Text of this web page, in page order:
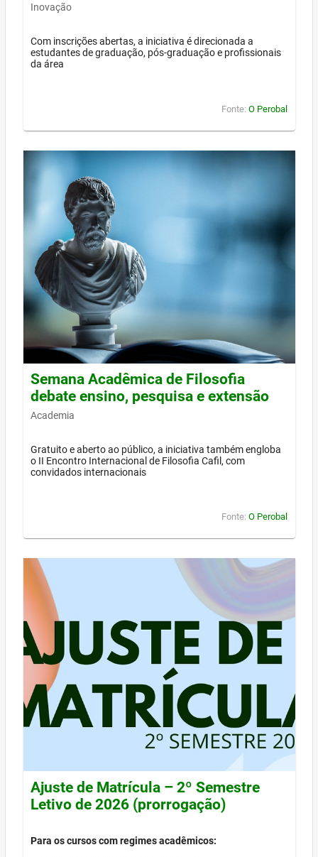
Inovação
Com inscrições abertas, a iniciativa é direcionada a
estudantes de graduação, pós-graduação e profissionais
da área
Fonte: O Perobal
Semana Acadêmica de Filosofia
debate ensino, pesquisa e extensão
Academia
Gratuito e aberto ao público, a iniciativa também engloba
o II Encontro Internacional de Filosofia Cafil, com
convidados internacionais
Fonte: O Perobal
Ajuste de Matrícula – 2º Semestre
Letivo de 2026 (prorrogação)
Para os cursos com regimes acadêmicos: